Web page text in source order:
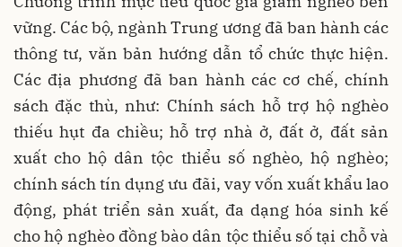
vững. Các bộ, ngành Trung ương đã ban hành các
thông tư, văn bản hướng dẫn tổ chức thực hiện.
Các địa phương đã ban hành các cơ chế, chính
sách đặc thù, như: Chính sách hỗ trợ hộ nghèo
thiếu hụt đa chiều; hỗ trợ nhà ở, đất ở, đất sản
xuất cho hộ dân tộc thiểu số nghèo, hộ nghèo;
chính sách tín dụng ưu đãi, vay vốn xuất khẩu lao
động, phát triển sản xuất, đa dạng hóa sinh kế
cho hộ nghèo đồng bào dân tộc thiểu số tại chỗ và